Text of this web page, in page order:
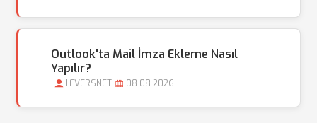
Outlook'ta Mail İmza Ekleme Nasıl
Yapılır?
LEVERSNET 08.08.2026